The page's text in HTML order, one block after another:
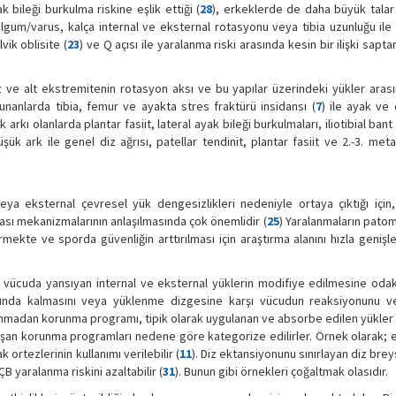
bileği burkulma riskine eşlik ettiği (28), erkeklerde de daha büyük
varus, kalça internal ve eksternal rotasyonu veya tibia uzunluğu ile
oblisite (23) ve Q açısı ile yaralanma riski arasında kesin bir ilişki
alt ekstremitenin rotasyon aksı ve bu yapılar üzerindeki yükler
tibia, femur ve ayakta stres fraktürü insidansı (7) ile ayak ve
arkı olanlarda plantar fasiit, lateral ayak bileği burkulmaları, iliotibial
ark ile genel diz ağrısı, patellar tendinit, plantar fasiit ve 2.-3.
eksternal çevresel yük dengesizlikleri nedeniyle ortaya çıktığı için,
anlaşılmasında çok önemlidir (25) Yaralanmaların
ve sporda güvenliğin arttırılması için araştırma alanını hızla
yansıyan internal ve eksternal yüklerin modifiye edilmesine
kalmasını veya yüklenme dizgesine karşı vücudun reaksiyonunu
korunma programı, tipik olarak uygulanan ve absorbe edilen yükler
korunma programları nedene göre kategorize edilirler. Örnek olarak;
ortezlerinin kullanımı verilebilir (11). Diz ektansiyonunu sınırlayan diz
yaralanma riskini azaltabilir (31). Bunun gibi örnekleri çoğaltmak olasıdır.